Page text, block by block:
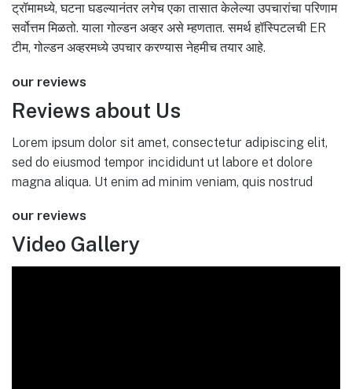
ट्रॉमामध्ये, घटना घडल्यानंतर लगेच एका तासात केलेल्या उपचारांचा परिणाम
सर्वोत्तम मिळतो. याला गोल्डन अव्हर असे म्हणतात. समर्थ हॉस्पिटलची ER
टीम, गोल्डन अव्हरमध्ये उपचार करण्यास नेहमीच तयार आहे.
our reviews
Reviews about Us
Lorem ipsum dolor sit amet, consectetur adipiscing elit,
sed do eiusmod tempor incididunt ut labore et dolore
magna aliqua. Ut enim ad minim veniam, quis nostrud
our reviews
Video Gallery